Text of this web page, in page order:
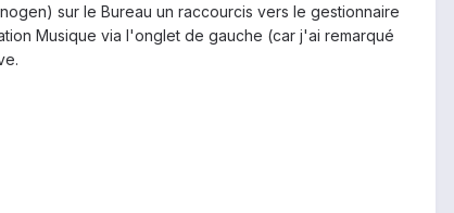
sur le Bureau un raccourcis vers le gestionnaire
Musique via l'onglet de gauche (car j'ai remarqué